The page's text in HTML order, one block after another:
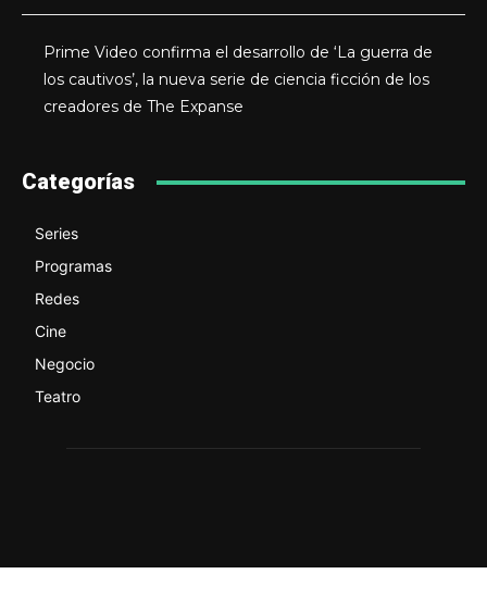
Prime Video confirma el desarrollo de ‘La guerra de
los cautivos’, la nueva serie de ciencia ficción de los
creadores de The Expanse
Categorías
Series
Programas
Redes
Cine
Negocio
Teatro